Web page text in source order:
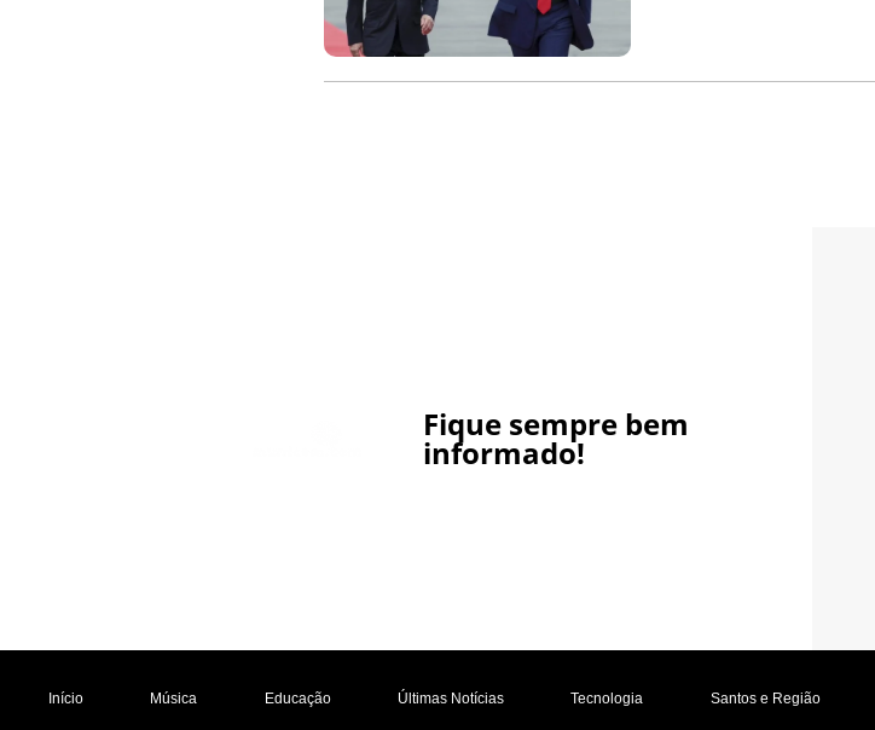
Fique sempre bem
informado!
Início Música Educação Últimas Notícias Tecnologia Santos e Região